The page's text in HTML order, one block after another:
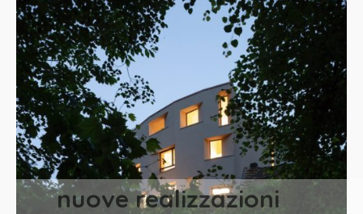
nuove realizzazioni